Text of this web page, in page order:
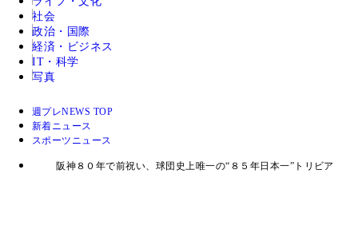
社会
政治・国際
経済・ビジネス
IT・科学
写真
週プレNEWS TOP
新着ニュース
スポーツニュース
阪神８０年で前祝い、球団史上唯一の“８５年日本一”トリビア